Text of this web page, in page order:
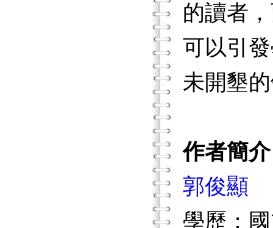
的讀者
可以引
未開墾
作者簡介
郭俊顯
學歷：